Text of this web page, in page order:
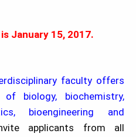
January 15, 2017.
faculty offers
biology, biochemistry,
bioengineering and
applicants from all